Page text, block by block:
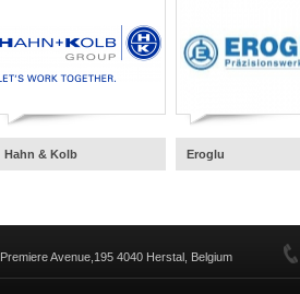
Hahn & Kolb Eroglu
Premiere Avenue,195 4040 Herstal, Belgium